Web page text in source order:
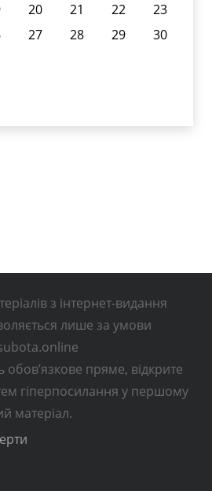
20 21 22
23
27 28 29
30
з інтернет-видання
лише за умови
обов’язкове пряме, відкрите
гіперпосилання у першому
матеріал.